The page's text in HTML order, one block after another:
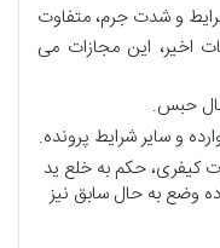
و شدت جرم، متفاوت
اخیر، این مجازات می
حبس.
و سایر شرایط پرونده.
کیفری، حکم به خلع ید
وضع به حال سابق نیز